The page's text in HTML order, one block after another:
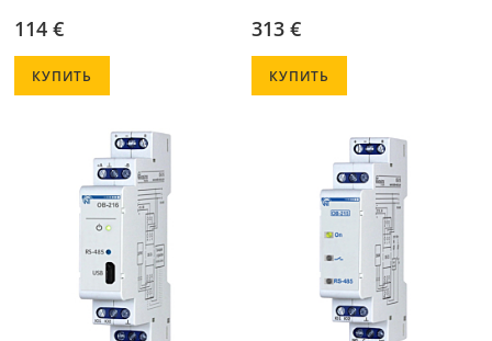
114 €
КУПИТЬ
313 €
КУПИТЬ